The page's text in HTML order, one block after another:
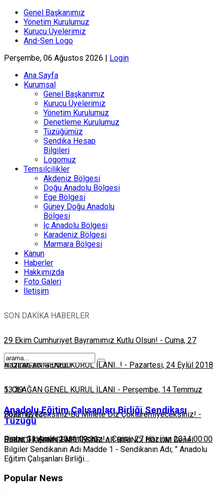
Genel Başkanımız
Yönetim Kurulumuz
Kurucu Üyelerimiz
And-Sen Logo
Perşembe, 06 Ağustos 2026 | Login
Ana Sayfa
Kurumsal
Genel Başkanımız
Kurucu Üyelerimiz
Yönetim Kurulumuz
Denetleme Kurulumuz
Tüzüğümüz
Sendika Hesap
Bilgileri
Logomuz
Temsilcilikler
Akdeniz Bölgesi
Doğu Anadolu Bölgesi
Ege Bölgesi
Güney Doğu Anadolu
Bölgesi
İç Anadolu Bölgesi
Karadeniz Bölgesi
Marmara Bölgesi
Kanun
Haberler
Hakkımızda
Foto Galeri
İletişim
SON DAKİKA HABERLER
29 Ekim Cumhuriyet Bayramımız Kutlu Olsun! - Cuma, 27
Haziran 2014 00:00
4. OLAĞAN GENEL KURUL İLANI...! - Pazartesi, 24 Eylül 2018
13:39
5. OLAĞAN GENEL KURUL İLANI - Perşembe, 14 Temmuz
2022 12:13
Bölemeyeceksiniz!Bu Millete Diz Çöktüremiyeceksiniz! -
Pazar, 11 Aralık 2016 09:11
Darbe Girişimini Lanetliyoruz!-Cuma, 27 Haziran 2014 00:00
Anadolu Eğitim Çalışanları Birliği Sendikası
Tüzüğü
BİRİNCİ KISIM GENEL ESASLAR BİRİNCİ BÖLÜM Genel
Bilgiler Sendikanın Adı Madde 1 - Sendikanın Adı; ” Anadolu
Eğitim Çalışanları Birliği…
Popular News